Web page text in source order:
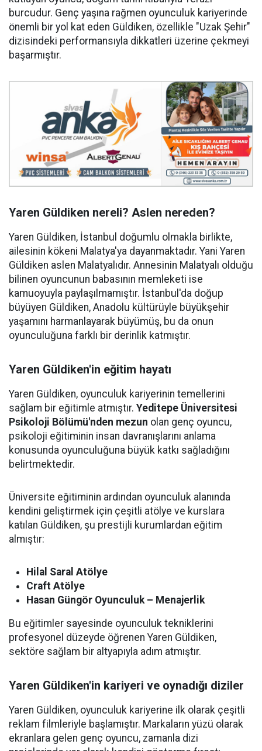
burcudur. Genç yaşına rağmen oyunculuk kariyerinde
önemli bir yol kat eden Güldiken, özellikle "Uzak Şehir"
dizisindeki performansıyla dikkatleri üzerine çekmeyi
başarmıştır.
Yaren Güldiken nereli? Aslen nereden?
Yaren Güldiken, İstanbul doğumlu olmakla birlikte,
ailesinin kökeni Malatya'ya dayanmaktadır. Yani Yaren
Güldiken aslen Malatyalıdır. Annesinin Malatyalı olduğu
bilinen oyuncunun babasının memleketi ise
kamuoyuyla paylaşılmamıştır. İstanbul'da doğup
büyüyen Güldiken, Anadolu kültürüyle büyükşehir
yaşamını harmanlayarak büyümüş, bu da onun
oyunculuğuna farklı bir derinlik katmıştır.
Yaren Güldiken'in eğitim hayatı
Yaren Güldiken, oyunculuk kariyerinin temellerini
sağlam bir eğitimle atmıştır. Yeditepe Üniversitesi
Psikoloji Bölümü'nden mezun olan genç oyuncu,
psikoloji eğitiminin insan davranışlarını anlama
konusunda oyunculuğuna büyük katkı sağladığını
belirtmektedir.
Üniversite eğitiminin ardından oyunculuk alanında
kendini geliştirmek için çeşitli atölye ve kurslara
katılan Güldiken, şu prestijli kurumlardan eğitim
almıştır:
Hilal Saral Atölye
Craft Atölye
Hasan Güngör Oyunculuk – Menajerlik
Bu eğitimler sayesinde oyunculuk tekniklerini
profesyonel düzeyde öğrenen Yaren Güldiken,
sektöre sağlam bir altyapıyla adım atmıştır.
Yaren Güldiken'in kariyeri ve oynadığı diziler
Yaren Güldiken, oyunculuk kariyerine ilk olarak çeşitli
reklam filmleriyle başlamıştır. Markaların yüzü olarak
ekranlara gelen genç oyuncu, zamanla dizi